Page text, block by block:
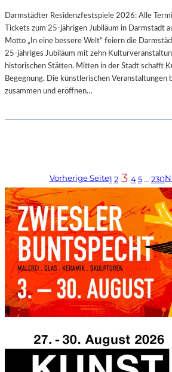
Darmstädter Residenzfestspiele 2026: Alle
Tickets zum 25-jährigen Jubiläum in Darmstadt
Motto „In eine bessere Welt“ feiern die
25-jähriges Jubiläum mit zehn
historischen Stätten. Mitten in der Stadt schafft
Begegnung. Die künstlerischen Veranstaltungen
zusammen und eröffnen…
Vorherige Seite1 2 3 4 5 … 230